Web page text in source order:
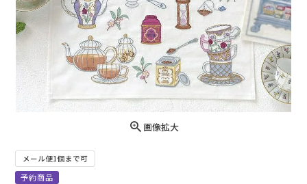
画像拡大
メール便1個まで可
予約商品